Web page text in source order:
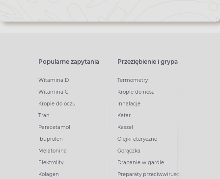
Popularne zapytania
Witamina D
Witamina C
Krople do oczu
Tran
Paracetamol
Ibuprofen
Melatonina
Elektrolity
Kolagen
Przeziębienie i grypa
Termometry
Krople do nosa
Inhalacje
Katar
Kaszel
Olejki eteryczne
Gorączka
Drapanie w gardle
Preparaty przeciwwirusowe